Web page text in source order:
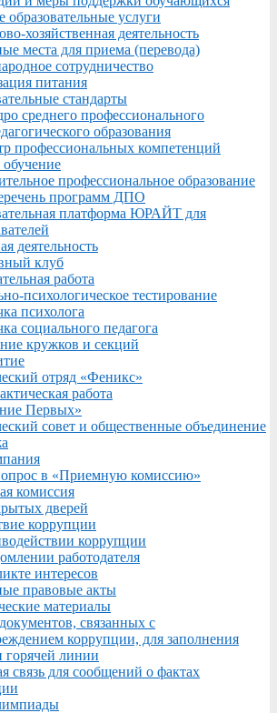
образовательные услуги
хозяйственная деятельность
места для приема (перевода)
сотрудничество
питания
стандарты
среднего профессионального
образования
профессиональных компетенций
обучение
профессиональное образование
программ ДПО
платформа ЮРАЙТ для
деятельность
клуб
работа
психологическое тестирование
психолога
социального педагога
кружков и секций
отряд «Феникс»
работа
Первых»
совет и общественные объединение
в «Приемную комиссию»
комиссия
дверей
коррупции
коррупции
работодателя
интересов
правовые акты
материалы
связанных с
коррупции, для заполнения
горячей линии
связь для сообщений о фактах